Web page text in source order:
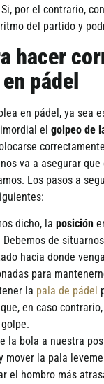
por el contrario,
del partido y
hacer
pádel
en pádel, ya sea
el golpeo de
va a asegurar
Los pasos a
dicho, la posición
de
hacia donde
para
la pala de pádel
en caso
la bola a nuestra
mover la pala
el hombro más